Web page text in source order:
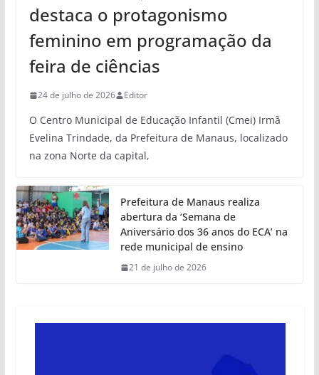
destaca o protagonismo
feminino em programação da
feira de ciências
24 de julho de 2026 Editor
O Centro Municipal de Educação Infantil (Cmei) Irmã
Evelina Trindade, da Prefeitura de Manaus, localizado
na zona Norte da capital,
Prefeitura de Manaus realiza
abertura da ‘Semana de
Aniversário dos 36 anos do ECA’ na
rede municipal de ensino
21 de julho de 2026